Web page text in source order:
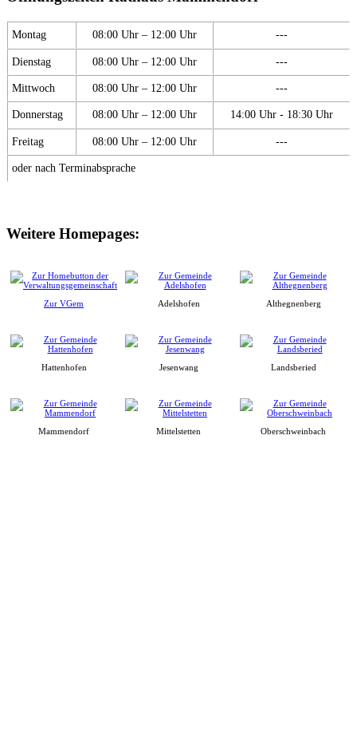
Montag 08:00 Uhr – 12:00 Uhr ---
Dienstag 08:00 Uhr – 12:00 Uhr ---
Mittwoch 08:00 Uhr – 12:00 Uhr ---
Donnerstag 08:00 Uhr – 12:00 Uhr 14:00 Uhr - 18:30 Uhr
Freitag 08:00 Uhr – 12:00 Uhr ---
oder nach Terminabsprache
Weitere Homepages:
Zur VGem Adelshofen Althegnenberg
Hattenhofen Jesenwang Landsberied
Mammendorf Mittelstetten Oberschweinbach